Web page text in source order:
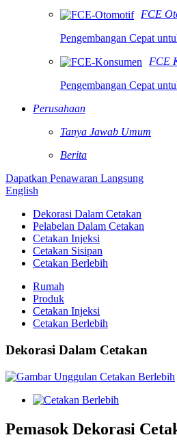
FCE
Pengembangan Cepat
FCE
Pengembangan Cepat
Perusahaan
Tanya Jawab Umum
Berita
Dapatkan Penawaran Langsung
English
Dekorasi Dalam Cetakan
Pelabelan Dalam Cetakan
Cetakan Injeksi
Cetakan Sisipan
Cetakan Berlebih
Rumah
Produk
Cetakan Injeksi
Cetakan Berlebih
Dekorasi Dalam Cetakan
Pemasok Dekorasi